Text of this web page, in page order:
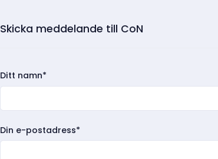
Skicka meddelande till CoN
Ditt namn*
Din e-postadress*